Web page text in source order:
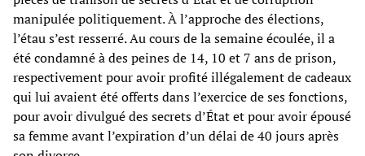
manipulée politiquement. À l’approche des élections,
l’étau s’est resserré. Au cours de la semaine écoulée, il a
été condamné à des peines de 14, 10 et 7 ans de prison,
respectivement pour avoir profité illégalement de cadeaux
qui lui avaient été offerts dans l’exercice de ses fonctions,
pour avoir divulgué des secrets d’État et pour avoir épousé
sa femme avant l’expiration d’un délai de 40 jours après